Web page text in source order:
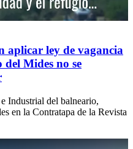
aplicar ley de vagancia
Mides no se
Industrial del balneario,
en la Contratapa de la Revista